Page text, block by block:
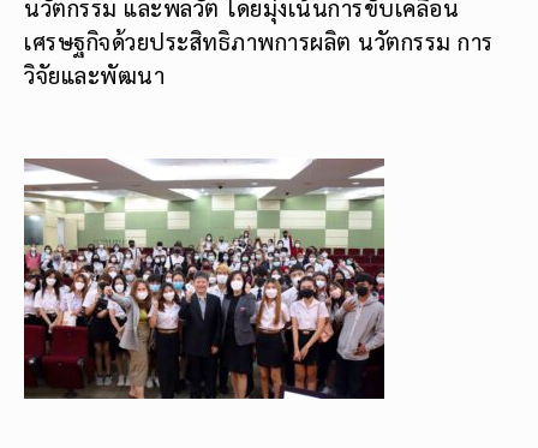
นวัตกรรม และพลวัต โดยมุ่งเน้นการขับเคลื่อน
เศรษฐกิจด้วยประสิทธิภาพการผลิต นวัตกรรม การ
วิจัยและพัฒนา